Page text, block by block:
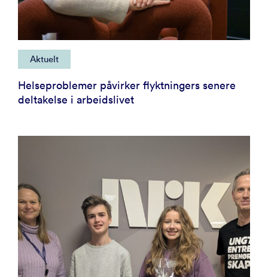
Aktuelt
Helseproblemer påvirker flyktningers senere
deltakelse i arbeidslivet